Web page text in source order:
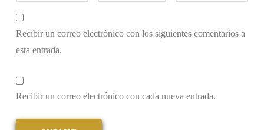
Recibir un correo electrónico con los siguientes comentarios a
esta entrada.
Recibir un correo electrónico con cada nueva entrada.